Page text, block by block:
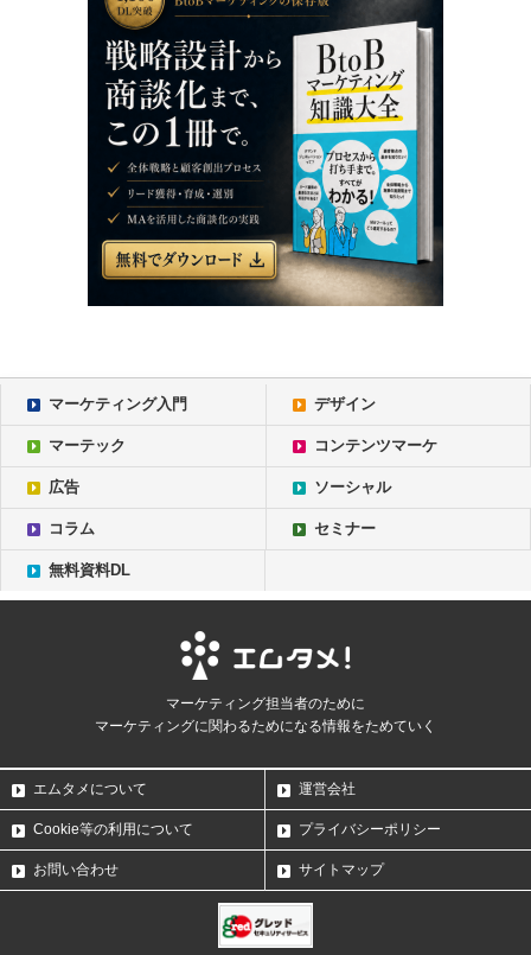
マーケティング入門 デザイン
マーテック コンテンツマーケ
広告 ソーシャル
コラム セミナー
無料資料DL
マーケティング担当者のために
マーケティングに関わるためになる情報をためていく
エムタメについて 運営会社
Cookie等の利用について プライバシーポリシー
お問い合わせ サイトマップ